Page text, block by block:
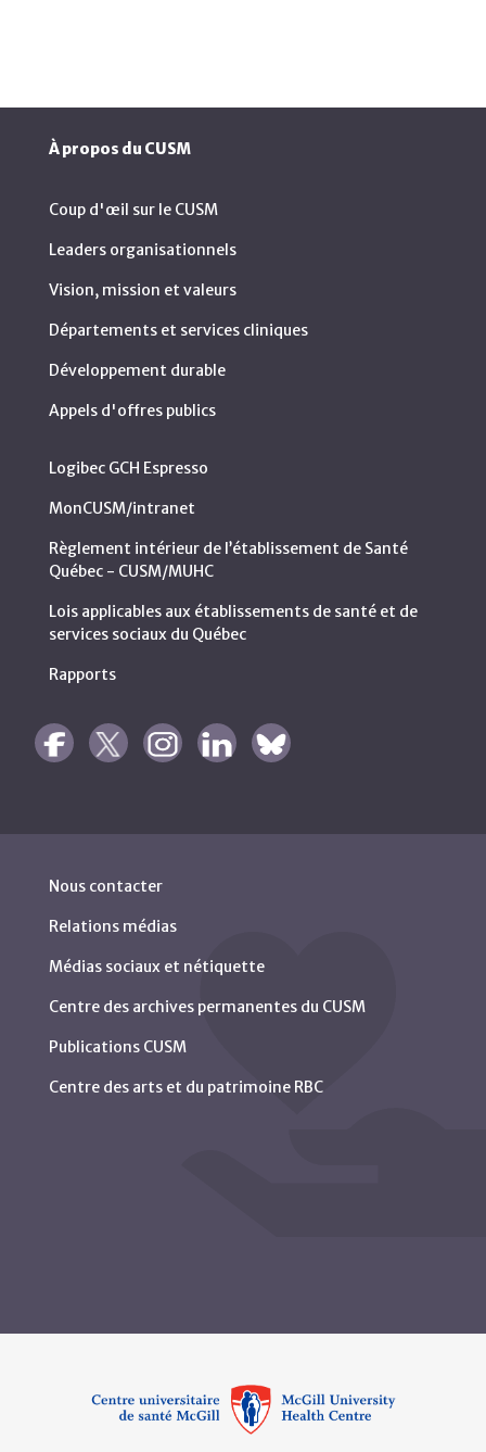
À propos du CUSM
Coup d'œil sur le CUSM
Leaders organisationnels
Vision, mission et valeurs
Départements et services cliniques
Développement durable
Appels d'offres publics
Logibec GCH Espresso
MonCUSM/intranet
Règlement intérieur de l’établissement de Santé
Québec - CUSM/MUHC
Lois applicables aux établissements de santé et de
services sociaux du Québec
Rapports
Nous contacter
Relations médias
Médias sociaux et nétiquette
Centre des archives permanentes du CUSM
Publications CUSM
Centre des arts et du patrimoine RBC